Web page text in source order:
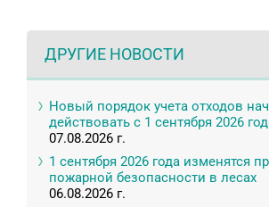
ДРУГИЕ НОВОСТИ
Новый порядок учета отходов
действовать с 1 сентября 2026
07.08.2026 г.
1 сентября 2026 года изменятся
пожарной безопасности в лесах
06.08.2026 г.